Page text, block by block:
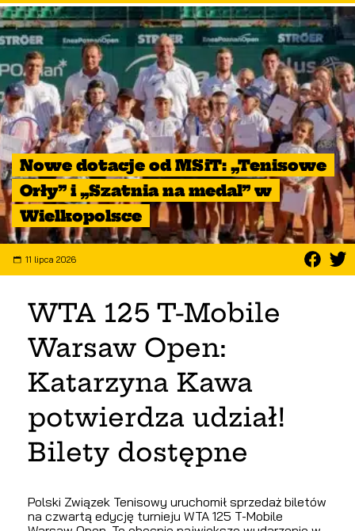
Nowe dotacje od MSiT: „Tenisowe
Orły” i „Szatnia na medal” w
Wielkopolsce
11 lipca 2026
WTA 125 T-Mobile
Warsaw Open:
Katarzyna Kawa
potwierdza udział!
Bilety dostępne
Polski Związek Tenisowy uruchomił sprzedaż biletów
na czwartą edycję turnieju WTA 125 T-Mobile